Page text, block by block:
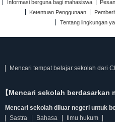
Informasi berguna bagi mahasiswa
Ketentuan Penggunaan
Tentang lingkungan
Mencari tempat belajar sekolah dari
【Mencari sekolah berdasarkan
Mencari sekolah diluar negeri untuk
Sastra
Bahasa
Ilmu hukum